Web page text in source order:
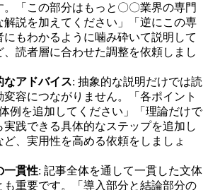
。「この部分はもっと〇〇業界の専門
解説を加えてください」「逆にこの専
にもわかるように噛み砕いて説明して
、読者層に合わせた調整を依頼しまし
なアドバイス: 抽象的な説明だけでは読
容につながりません。「各ポイント
例を追加してください」「理論だけで
実践できる具体的なステップを追加し
、実用性を高める依頼をしましょ
一貫性: 記事全体を通して一貫した文体
も重要です。「導入部分と結論部分の